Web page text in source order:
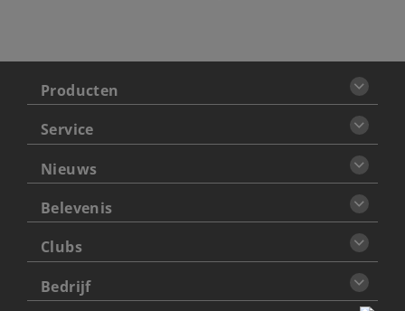
Producten
Service
Nieuws
Belevenis
Clubs
Bedrijf